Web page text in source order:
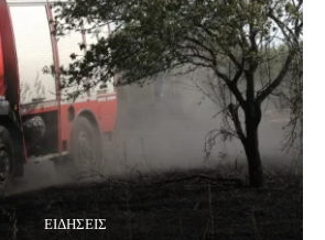
ΕΙΔΗΣΕΙΣ